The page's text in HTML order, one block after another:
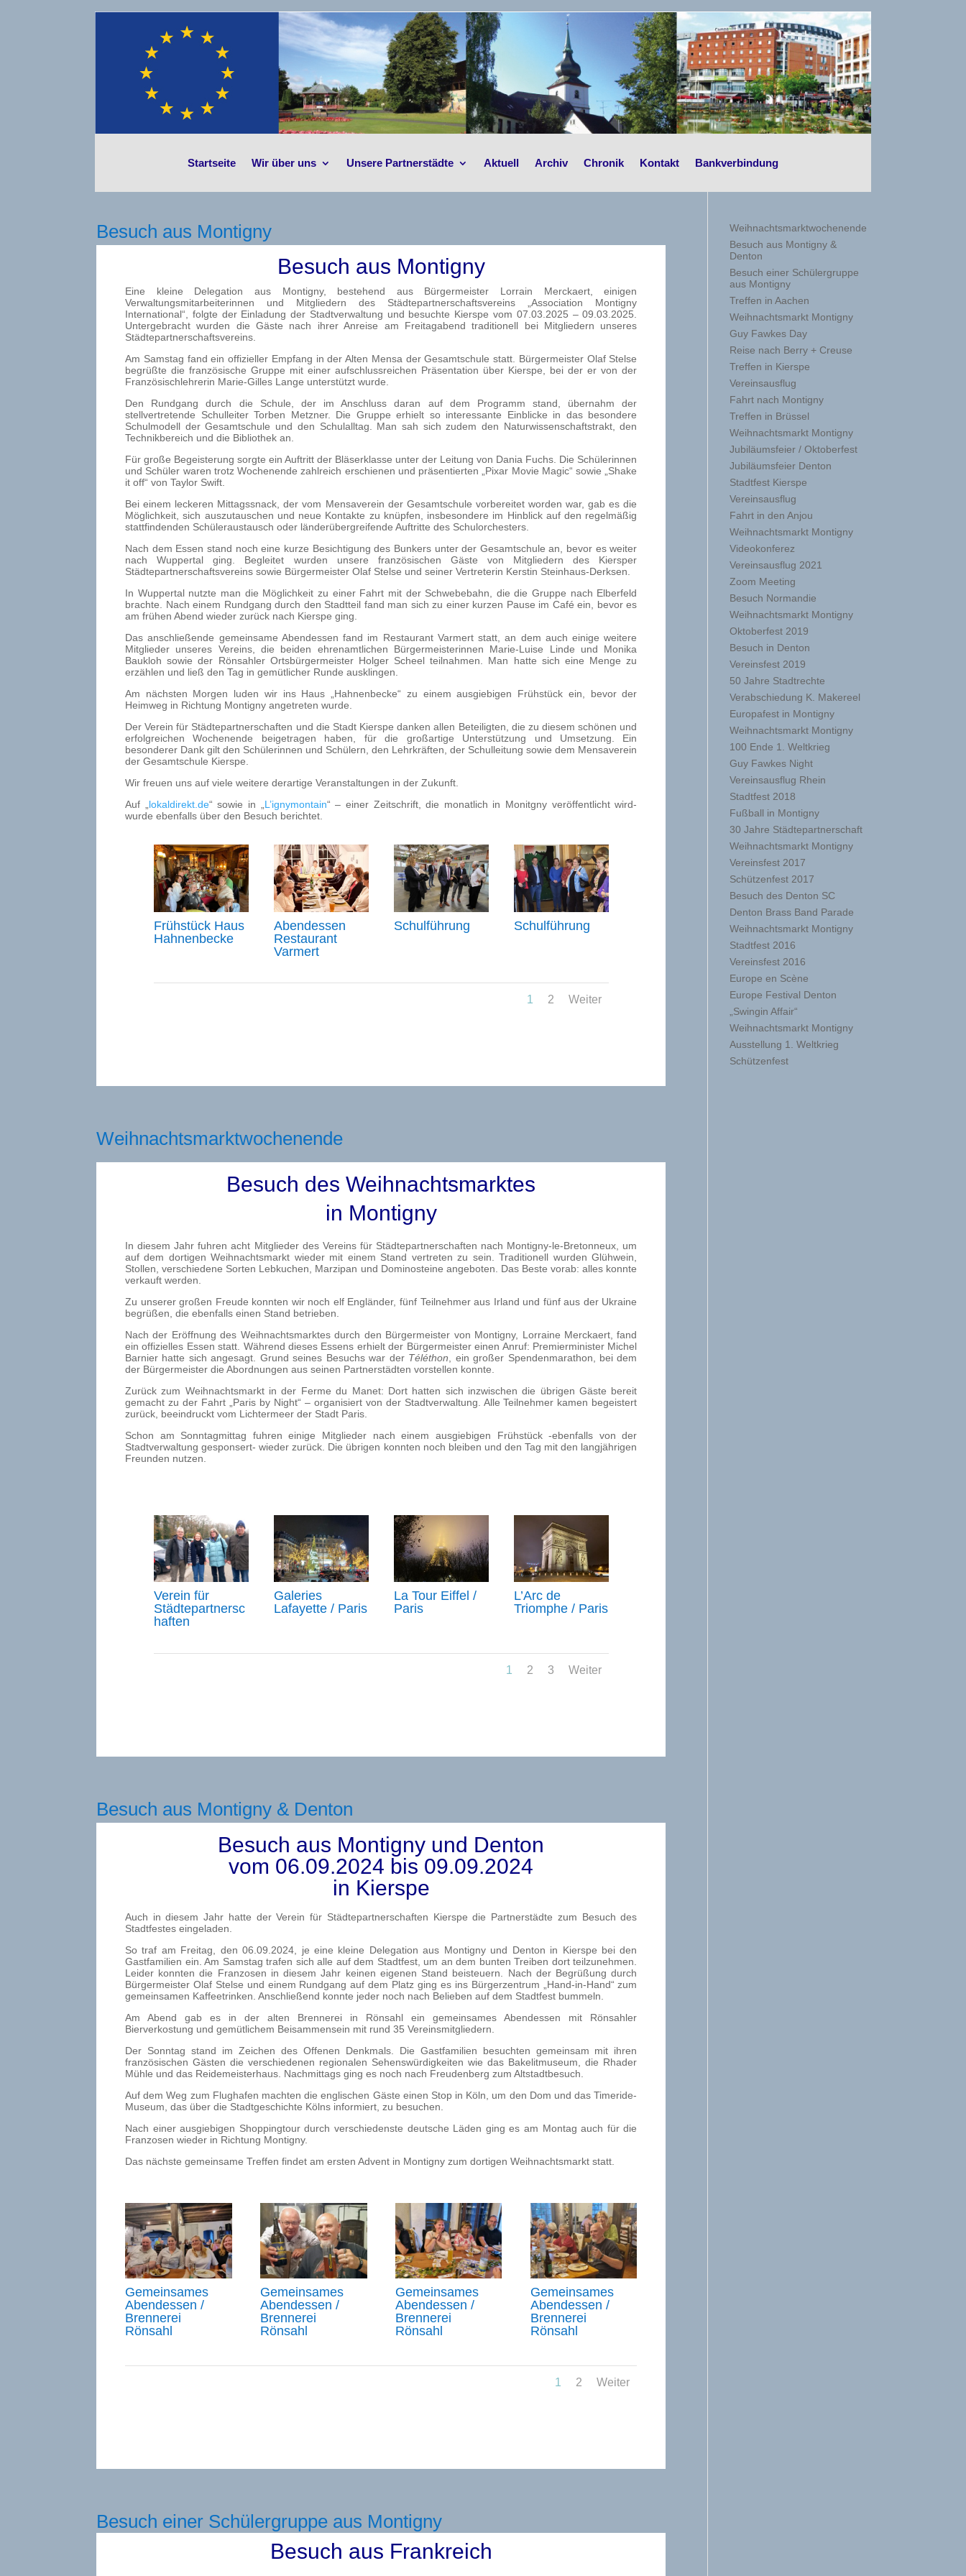
Startseite Wir über uns Unsere Partnerstädte Aktuell Archiv Chronik Kontakt Bankverbindung
Besuch aus Montigny
Besuch aus Montigny
Eine kleine Delegation aus Montigny, bestehend aus Bürgermeister Lorrain Merckaert, einigen
Verwaltungsmitarbeiterinnen und Mitgliedern des Städtepartnerschaftsvereins „Association Montigny
International“, folgte der Einladung der Stadtverwaltung und besuchte Kierspe vom 07.03.2025 – 09.03.2025.
Untergebracht wurden die Gäste nach ihrer Anreise am Freitagabend traditionell bei Mitgliedern unseres
Städtepartnerschaftsvereins.
Am Samstag fand ein offizieller Empfang in der Alten Mensa der Gesamtschule statt. Bürgermeister Olaf Stelse
begrüßte die französische Gruppe mit einer aufschlussreichen Präsentation über Kierspe, bei der er von der
Französischlehrerin Marie-Gilles Lange unterstützt wurde.
Den Rundgang durch die Schule, der im Anschluss daran auf dem Programm stand, übernahm der
stellvertretende Schulleiter Torben Metzner. Die Gruppe erhielt so interessante Einblicke in das besondere
Schulmodell der Gesamtschule und den Schulalltag. Man sah sich zudem den Naturwissenschaftstrakt, den
Technikbereich und die Bibliothek an.
Für große Begeisterung sorgte ein Auftritt der Bläserklasse unter der Leitung von Dania Fuchs. Die Schülerinnen
und Schüler waren trotz Wochenende zahlreich erschienen und präsentierten „Pixar Movie Magic“ sowie „Shake
it off“ von Taylor Swift.
Bei einem leckeren Mittagssnack, der vom Mensaverein der Gesamtschule vorbereitet worden war, gab es die
Möglichkeit, sich auszutauschen und neue Kontakte zu knüpfen, insbesondere im Hinblick auf den regelmäßig
stattfindenden Schüleraustausch oder länderübergreifende Auftritte des Schulorchesters.
Nach dem Essen stand noch eine kurze Besichtigung des Bunkers unter der Gesamtschule an, bevor es weiter
nach Wuppertal ging. Begleitet wurden unsere französischen Gäste von Mitgliedern des Kiersper
Städtepartnerschaftsvereins sowie Bürgermeister Olaf Stelse und seiner Vertreterin Kerstin Steinhaus-Derksen.
In Wuppertal nutzte man die Möglichkeit zu einer Fahrt mit der Schwebebahn, die die Gruppe nach Elberfeld
brachte. Nach einem Rundgang durch den Stadtteil fand man sich zu einer kurzen Pause im Café ein, bevor es
am frühen Abend wieder zurück nach Kierspe ging.
Das anschließende gemeinsame Abendessen fand im Restaurant Varmert statt, an dem auch einige weitere
Mitglieder unseres Vereins, die beiden ehrenamtlichen Bürgermeisterinnen Marie-Luise Linde und Monika
Baukloh sowie der Rönsahler Ortsbürgermeister Holger Scheel teilnahmen. Man hatte sich eine Menge zu
erzählen und ließ den Tag in gemütlicher Runde ausklingen.
Am nächsten Morgen luden wir ins Haus „Hahnenbecke“ zu einem ausgiebigen Frühstück ein, bevor der
Heimweg in Richtung Montigny angetreten wurde.
Der Verein für Städtepartnerschaften und die Stadt Kierspe danken allen Beteiligten, die zu diesem schönen und
erfolgreichen Wochenende beigetragen haben, für die großartige Unterstützung und Umsetzung. Ein
besonderer Dank gilt den Schülerinnen und Schülern, den Lehrkräften, der Schulleitung sowie dem Mensaverein
der Gesamtschule Kierspe.
Wir freuen uns auf viele weitere derartige Veranstaltungen in der Zukunft.
Auf „ lokaldirekt.de“ sowie in „ L’ignymontain“ – einer Zeitschrift, die monatlich in Monitgny veröffentlicht wird-
wurde ebenfalls über den Besuch berichtet.
Frühstück Haus
Hahnenbecke
Abendessen
Restaurant
Varmert
Schulführung Schulführung
1 2 Weiter
Weihnachtsmarktwochenende
Besuch des Weihnachtsmarktes
in Montigny
In diesem Jahr fuhren acht Mitglieder des Vereins für Städtepartnerschaften nach Montigny-le-Bretonneux, um
auf dem dortigen Weihnachtsmarkt wieder mit einem Stand vertreten zu sein. Traditionell wurden Glühwein,
Stollen, verschiedene Sorten Lebkuchen, Marzipan und Dominosteine angeboten. Das Beste vorab: alles konnte
verkauft werden.
Zu unserer großen Freude konnten wir noch elf Engländer, fünf Teilnehmer aus Irland und fünf aus der Ukraine
begrüßen, die ebenfalls einen Stand betrieben.
Nach der Eröffnung des Weihnachtsmarktes durch den Bürgermeister von Montigny, Lorraine Merckaert, fand
ein offizielles Essen statt. Während dieses Essens erhielt der Bürgermeister einen Anruf: Premierminister Michel
Barnier hatte sich angesagt. Grund seines Besuchs war der Téléthon , ein großer Spendenmarathon, bei dem
der Bürgermeister die Abordnungen aus seinen Partnerstädten vorstellen konnte.
Zurück zum Weihnachtsmarkt in der Ferme du Manet: Dort hatten sich inzwischen die übrigen Gäste bereit
gemacht zu der Fahrt „Paris by Night“ – organisiert von der Stadtverwaltung. Alle Teilnehmer kamen begeistert
zurück, beeindruckt vom Lichtermeer der Stadt Paris.
Schon am Sonntagmittag fuhren einige Mitglieder nach einem ausgiebigen Frühstück -ebenfalls von der
Stadtverwaltung gesponsert- wieder zurück. Die übrigen konnten noch bleiben und den Tag mit den langjährigen
Freunden nutzen.
Verein für
Städtepartnersc
haften
Galeries
Lafayette / Paris
La Tour Eiffel /
Paris
L’Arc de
Triomphe / Paris
1 2 3 Weiter
Besuch aus Montigny & Denton
Besuch aus Montigny und Denton
vom 06.09.2024 bis 09.09.2024
in Kierspe
Auch in diesem Jahr hatte der Verein für Städtepartnerschaften Kierspe die Partnerstädte zum Besuch des
Stadtfestes eingeladen.
So traf am Freitag, den 06.09.2024, je eine kleine Delegation aus Montigny und Denton in Kierspe bei den
Gastfamilien ein. Am Samstag trafen sich alle auf dem Stadtfest, um an dem bunten Treiben dort teilzunehmen.
Leider konnten die Franzosen in diesem Jahr keinen eigenen Stand beisteuern. Nach der Begrüßung durch
Bürgermeister Olaf Stelse und einem Rundgang auf dem Platz ging es ins Bürgerzentrum „Hand-in-Hand“ zum
gemeinsamen Kaffeetrinken. Anschließend konnte jeder noch nach Belieben auf dem Stadtfest bummeln.
Am Abend gab es in der alten Brennerei in Rönsahl ein gemeinsames Abendessen mit Rönsahler
Bierverkostung und gemütlichem Beisammensein mit rund 35 Vereinsmitgliedern.
Der Sonntag stand im Zeichen des Offenen Denkmals. Die Gastfamilien besuchten gemeinsam mit ihren
französischen Gästen die verschiedenen regionalen Sehenswürdigkeiten wie das Bakelitmuseum, die Rhader
Mühle und das Reidemeisterhaus. Nachmittags ging es noch nach Freudenberg zum Altstadtbesuch.
Auf dem Weg zum Flughafen machten die englischen Gäste einen Stop in Köln, um den Dom und das Timeride-
Museum, das über die Stadtgeschichte Kölns informiert, zu besuchen.
Nach einer ausgiebigen Shoppingtour durch verschiedenste deutsche Läden ging es am Montag auch für die
Franzosen wieder in Richtung Montigny.
Das nächste gemeinsame Treffen findet am ersten Advent in Montigny zum dortigen Weihnachtsmarkt statt.
Gemeinsames
Abendessen /
Brennerei
Rönsahl
Gemeinsames
Abendessen /
Brennerei
Rönsahl
Gemeinsames
Abendessen /
Brennerei
Rönsahl
Gemeinsames
Abendessen /
Brennerei
Rönsahl
1 2 Weiter
Besuch einer Schülergruppe aus Montigny
Besuch aus Frankreich
Weihnachtsmarktwochenende
Besuch aus Montigny &
Denton
Besuch einer Schülergruppe
aus Montigny
Treffen in Aachen
Weihnachtsmarkt Montigny
Guy Fawkes Day
Reise nach Berry + Creuse
Treffen in Kierspe
Vereinsausflug
Fahrt nach Montigny
Treffen in Brüssel
Weihnachtsmarkt Montigny
Jubiläumsfeier / Oktoberfest
Jubiläumsfeier Denton
Stadtfest Kierspe
Vereinsausflug
Fahrt in den Anjou
Weihnachtsmarkt Montigny
Videokonferez
Vereinsausflug 2021
Zoom Meeting
Besuch Normandie
Weihnachtsmarkt Montigny
Oktoberfest 2019
Besuch in Denton
Vereinsfest 2019
50 Jahre Stadtrechte
Verabschiedung K. Makereel
Europafest in Montigny
Weihnachtsmarkt Montigny
100 Ende 1. Weltkrieg
Guy Fawkes Night
Vereinsausflug Rhein
Stadtfest 2018
Fußball in Montigny
30 Jahre Städtepartnerschaft
Weihnachtsmarkt Montigny
Vereinsfest 2017
Schützenfest 2017
Besuch des Denton SC
Denton Brass Band Parade
Weihnachtsmarkt Montigny
Stadtfest 2016
Vereinsfest 2016
Europe en Scène
Europe Festival Denton
„Swingin Affair“
Weihnachtsmarkt Montigny
Ausstellung 1. Weltkrieg
Schützenfest